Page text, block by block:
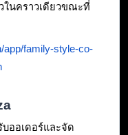
ในคราวเดียวขณะที่
app/family-style-co-
บออเดอร์และจัด